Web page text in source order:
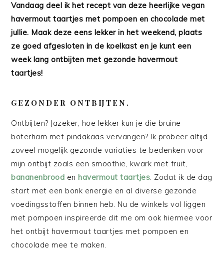
Vandaag deel ik het recept van deze heerlijke vegan
havermout taartjes met pompoen en chocolade met
jullie. Maak deze eens lekker in het weekend, plaats
ze goed afgesloten in de koelkast en je kunt een
week lang ontbijten met gezonde havermout
taartjes!
GEZONDER ONTBIJTEN.
Ontbijten? Jazeker, hoe lekker kun je die bruine
boterham met pindakaas vervangen? Ik probeer altijd
zoveel mogelijk gezonde variaties te bedenken voor
mijn ontbijt zoals een smoothie, kwark met fruit,
bananenbrood enhavermout taartjes. Zodat ik de dag
start met een bonk energie en al diverse gezonde
voedingsstoffen binnen heb. Nu de winkels vol liggen
met pompoen inspireerde dit me om ook hiermee voor
het ontbijt havermout taartjes met pompoen en
chocolade mee te maken.